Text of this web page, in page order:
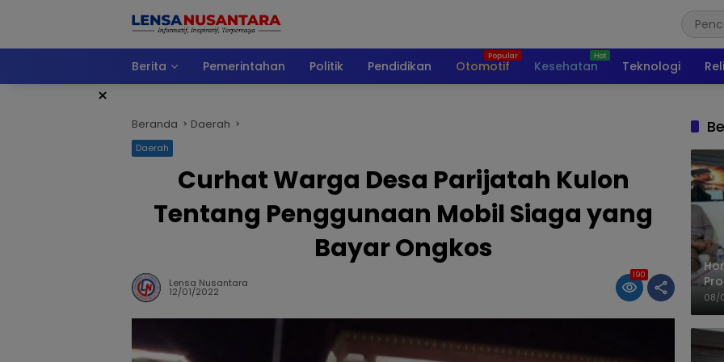
Berita
Pemerintahan Politik Pendidikan Otomotif Kesehatan Teknologi
×
Beranda Daerah
Daerah
Curhat Warga Desa Parijatah Kulon
Tentang Penggunaan Mobil Siaga yang
Bayar Ongkos
Lensa Nusantara
12/01/2022
190
08/